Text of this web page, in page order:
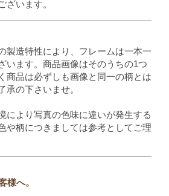
ざいます。
製造特性により、フレームは一本一
います。商品画像はそのうちの1つ
商品は必ずしも画像と同一の柄とは
承の下さいませ。
により写真の色味に違いが発生する
や柄につきましては参考としてご理
様へ。